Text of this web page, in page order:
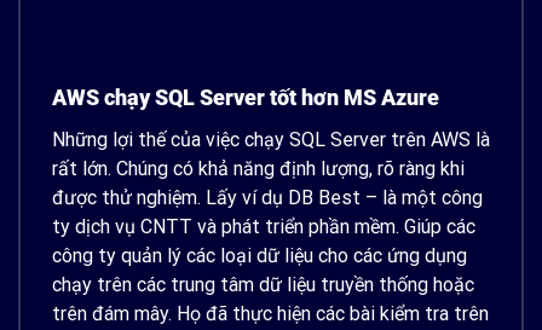
AWS chạy SQL Server tốt hơn MS Azure
Những lợi thế của việc chạy SQL Server trên AWS là
rất lớn. Chúng có khả năng định lượng, rõ ràng khi
được thử nghiệm. Lấy ví dụ DB Best – là một công
ty dịch vụ CNTT và phát triển phần mềm. Giúp các
công ty quản lý các loại dữ liệu cho các ứng dụng
chạy trên các trung tâm dữ liệu truyền thống hoặc
trên đám mây. Họ đã thực hiện các bài kiểm tra trên